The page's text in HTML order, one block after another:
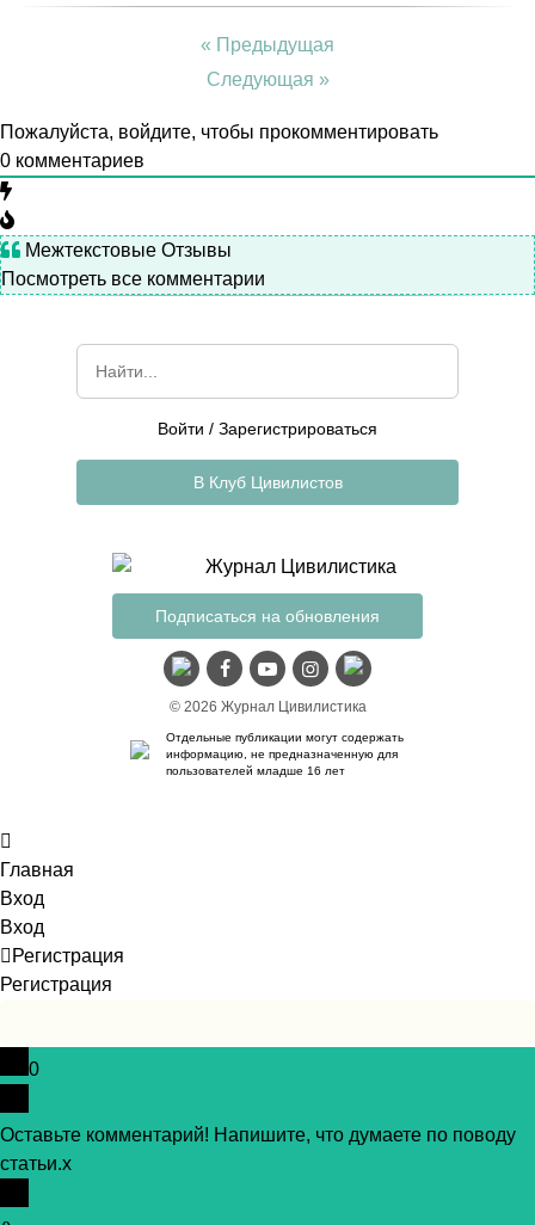
« Предыдущая
Следующая »
Пожалуйста, войдите, чтобы прокомментировать
0 комментариев
Межтекстовые Отзывы
Посмотреть все комментарии
Подписаться на обновления
© 2026 Журнал Цивилистика
Отдельные публикации могут содержать
информацию, не предназначенную для
пользователей младше 16 лет
Войти / Зарегистрироваться
В Клуб Цивилистов
Главная
Вход
Вход
Регистрация
Регистрация
0
Оставьте комментарий! Напишите, что думаете по поводу
статьи.x